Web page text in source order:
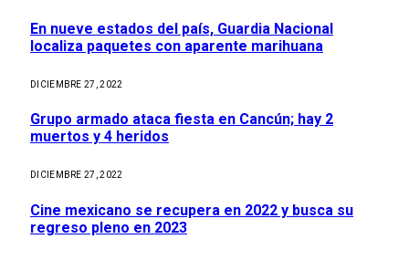
En nueve estados del país, Guardia Nacional
localiza paquetes con aparente marihuana
DICIEMBRE 27, 2022
Grupo armado ataca fiesta en Cancún; hay 2
muertos y 4 heridos
DICIEMBRE 27, 2022
Cine mexicano se recupera en 2022 y busca su
regreso pleno en 2023